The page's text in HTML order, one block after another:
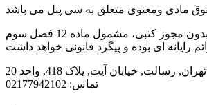
هرگونه کپی برداری بدون مجوز کتبی، مشمول ماده 12 فصل سوم
تهران, رسالت, خیابان آیت, پلاک 418, واحد 20
تماس: